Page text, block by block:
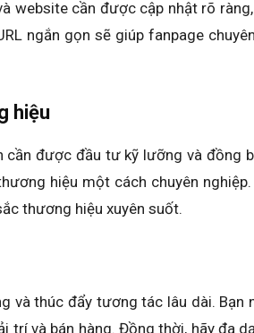
website cần được cập nhật rõ
ngắn gọn sẽ giúp fanpage
hiệu
cần được đầu tư kỹ lưỡng và đồng
hiệu một cách chuyên nghiệp.
thương hiệu xuyên suốt.
và thúc đẩy tương tác lâu dài. Bạn
trí và bán hàng. Đồng thời, hãy đa